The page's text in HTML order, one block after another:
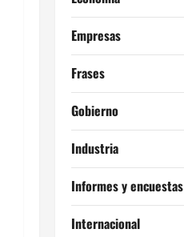
Empresas
Frases
Gobierno
Industria
Informes y encuestas
Internacional